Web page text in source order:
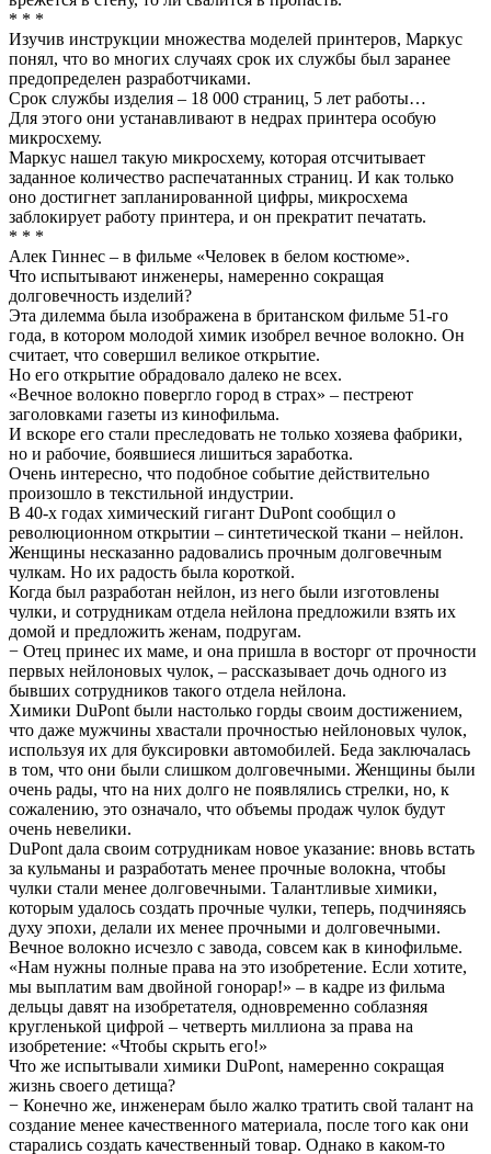
* * *
Изучив инструкции множества моделей принтеров, Маркус
понял, что во многих случаях срок их службы был заранее
предопределен разработчиками.
Срок службы изделия – 18 000 страниц, 5 лет работы…
Для этого они устанавливают в недрах принтера особую
микросхему.
Маркус нашел такую микросхему, которая отсчитывает
заданное количество распечатанных страниц. И как только
оно достигнет запланированной цифры, микросхема
заблокирует работу принтера, и он прекратит печатать.
* * *
Алек Гиннес – в фильме «Человек в белом костюме».
Что испытывают инженеры, намеренно сокращая
долговечность изделий?
Эта дилемма была изображена в британском фильме 51-го
года, в котором молодой химик изобрел вечное волокно. Он
считает, что совершил великое открытие.
Но его открытие обрадовало далеко не всех.
«Вечное волокно повергло город в страх» – пестреют
заголовками газеты из кинофильма.
И вскоре его стали преследовать не только хозяева фабрики,
но и рабочие, боявшиеся лишиться заработка.
Очень интересно, что подобное событие действительно
произошло в текстильной индустрии.
В 40-х годах химический гигант DuPont сообщил о
революционном открытии – синтетической ткани – нейлон.
Женщины несказанно радовались прочным долговечным
чулкам. Но их радость была короткой.
Когда был разработан нейлон, из него были изготовлены
чулки, и сотрудникам отдела нейлона предложили взять их
домой и предложить женам, подругам.
− Отец принес их маме, и она пришла в восторг от прочности
первых нейлоновых чулок, – рассказывает дочь одного из
бывших сотрудников такого отдела нейлона.
Химики DuPont были настолько горды своим достижением,
что даже мужчины хвастали прочностью нейлоновых чулок,
используя их для буксировки автомобилей. Беда заключалась
в том, что они были слишком долговечными. Женщины были
очень рады, что на них долго не появлялись стрелки, но, к
сожалению, это означало, что объемы продаж чулок будут
очень невелики.
DuPont дала своим сотрудникам новое указание: вновь встать
за кульманы и разработать менее прочные волокна, чтобы
чулки стали менее долговечными. Талантливые химики,
которым удалось создать прочные чулки, теперь, подчиняясь
духу эпохи, делали их менее прочными и долговечными.
Вечное волокно исчезло с завода, совсем как в кинофильме.
«Нам нужны полные права на это изобретение. Если хотите,
мы выплатим вам двойной гонорар!» – в кадре из фильма
дельцы давят на изобретателя, одновременно соблазняя
кругленькой цифрой – четверть миллиона за права на
изобретение: «Чтобы скрыть его!»
Что же испытывали химики DuPont, намеренно сокращая
жизнь своего детища?
− Конечно же, инженерам было жалко тратить свой талант на
создание менее качественного материала, после того как они
старались создать качественный товар. Однако в каком-то